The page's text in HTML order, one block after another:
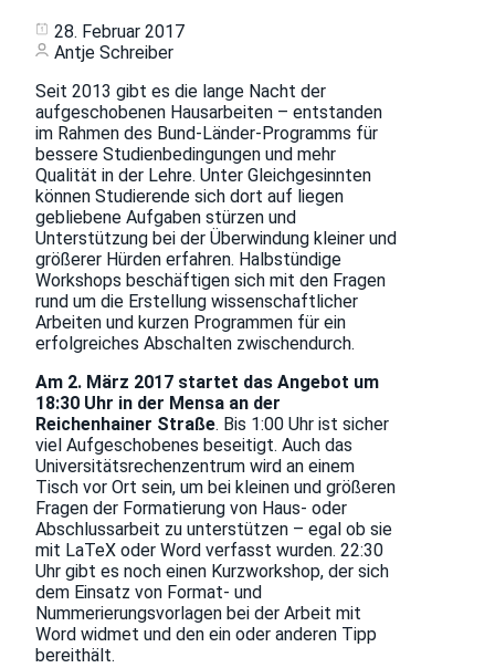
28. Februar 2017
Antje Schreiber
Seit 2013 gibt es die lange Nacht der
aufgeschobenen Hausarbeiten – entstanden
im Rahmen des Bund-Länder-Programms für
bessere Studienbedingungen und mehr
Qualität in der Lehre. Unter Gleichgesinnten
können Studierende sich dort auf liegen
gebliebene Aufgaben stürzen und
Unterstützung bei der Überwindung kleiner und
größerer Hürden erfahren. Halbstündige
Workshops beschäftigen sich mit den Fragen
rund um die Erstellung wissenschaftlicher
Arbeiten und kurzen Programmen für ein
erfolgreiches Abschalten zwischendurch.
Am 2. März 2017 startet das Angebot um
18:30 Uhr in der Mensa an der
Reichenhainer Straße. Bis 1:00 Uhr ist sicher
viel Aufgeschobenes beseitigt. Auch das
Universitätsrechenzentrum wird an einem
Tisch vor Ort sein, um bei kleinen und größeren
Fragen der Formatierung von Haus- oder
Abschlussarbeit zu unterstützen – egal ob sie
mit LaTeX oder Word verfasst wurden. 22:30
Uhr gibt es noch einen Kurzworkshop, der sich
dem Einsatz von Format- und
Nummerierungsvorlagen bei der Arbeit mit
Word widmet und den ein oder anderen Tipp
bereithält.